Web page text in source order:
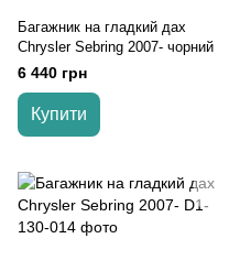
Багажник на гладкий дах
Chrysler Sebring 2007- чорний
6 440 грн
Купити